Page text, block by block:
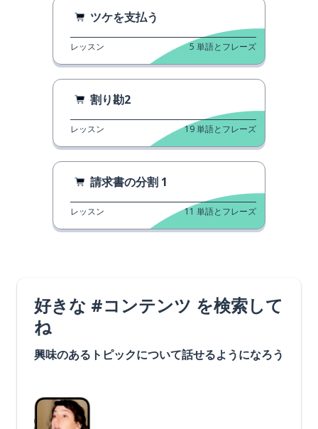
ツケを支払う
レッスン 5 単語とフレーズ
割り勘2
レッスン 19単語とフレーズ
請求書の分割 1
レッスン 11 単語とフレーズ
好きな #コンテンツ を検索して
ね
興味のあるトピックについて話せるようになろう